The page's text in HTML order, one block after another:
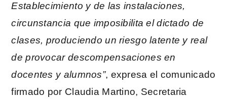
Establecimiento y de las instalaciones,
circunstancia que imposibilita el dictado de
clases, produciendo un riesgo latente y real
de provocar descompensaciones en
docentes y alumnos”, expresa el comunicado
firmado por Claudia Martino, Secretaria